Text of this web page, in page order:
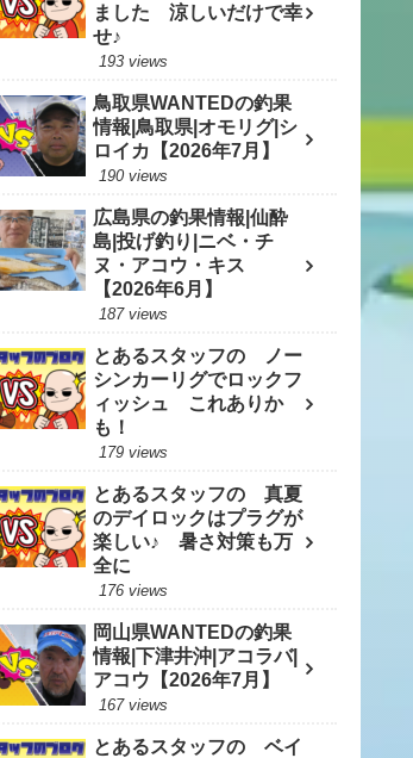
ました 涼しいだけで幸
せ♪
193 views
鳥取県WANTEDの釣果
情報|鳥取県|オモリグ|シ
ロイカ【2026年7月】
190 views
広島県の釣果情報|仙酔
島|投げ釣り|ニベ・チ
ヌ・アコウ・キス
【2026年6月】
187 views
とあるスタッフの ノー
シンカーリグでロックフ
ィッシュ これありか
も！
179 views
とあるスタッフの 真夏
のデイロックはプラグが
楽しい♪ 暑さ対策も万
全に
176 views
岡山県WANTEDの釣果
情報|下津井沖|アコラバ|
アコウ【2026年7月】
167 views
とあるスタッフの ベイ